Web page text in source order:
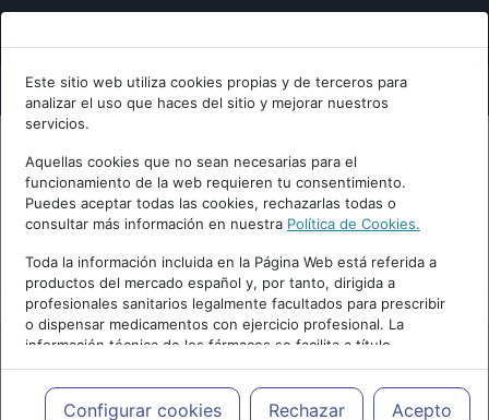
Este sitio web utiliza cookies propias y de terceros para
analizar el uso que haces del sitio y mejorar nuestros
servicios.
Aquellas cookies que no sean necesarias para el
funcionamiento de la web requieren tu consentimiento.
Puedes aceptar todas las cookies, rechazarlas todas o
consultar más información en nuestra Política de Cookies.
Toda la información incluida en la Página Web está referida a
productos del mercado español y, por tanto, dirigida a
profesionales sanitarios legalmente facultados para prescribir
o dispensar medicamentos con ejercicio profesional. La
información técnica de los fármacos se facilita a título
meramente informativo, siendo responsabilidad de los
profesionales facultados prescribir medicamentos y decidir, en
cada caso concreto, el tratamiento más adecuado a las
Configurar cookies Rechazar Acepto
Repositorio de Artículos |Congreso Virtual